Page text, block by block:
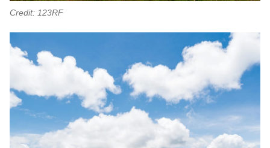
Credit: 123RF